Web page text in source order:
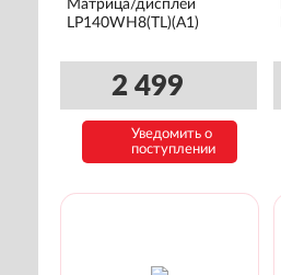
Матрица/дисплей
LP140WH8(TL)(A1)
2 499
Уведомить о
поступлении